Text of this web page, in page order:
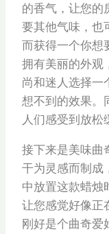
的香气，让您的
要其他气味，也
而获得一个你想
拥有美丽的外观
尚和迷人选择一
想不到的效果。
人们感受到放松
接下来是美味曲
干为灵感而制成
中放置这款蜡烛
让您感觉好像正
刚好是个曲奇爱